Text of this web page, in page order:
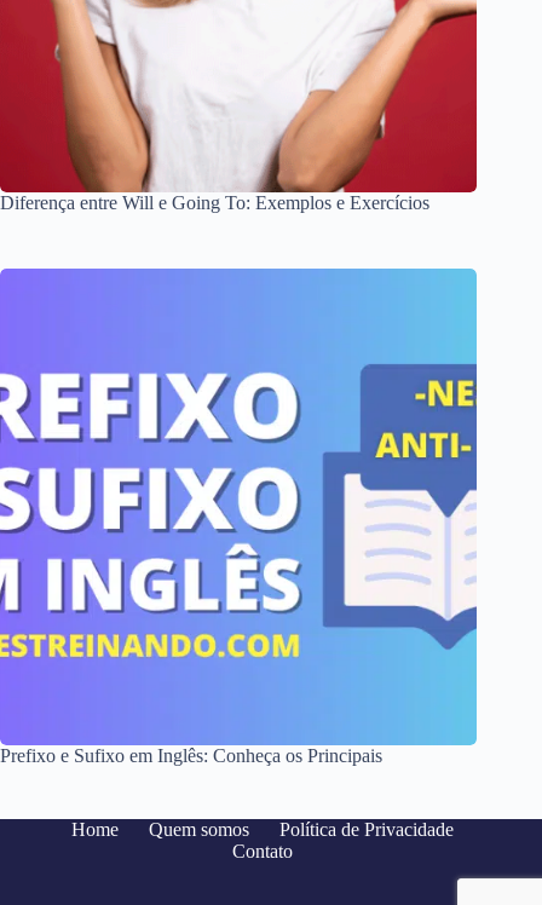
Diferença entre Will e Going To: Exemplos e Exercícios
Prefixo e Sufixo em Inglês: Conheça os Principais
Home Quem somos
Política de Privacidade
Contato